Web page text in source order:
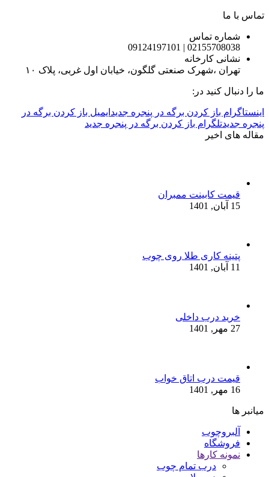
تماس با ما
شماره تماس
02155708038 | 09124197101
نشانی کارخانه
تهران ،شهرک صنعتی گلگون، خیابان اول غربی، پلاک ۱۰
ما را دنبال کنید در:
اینستاگرام باز کردن برگه در پنجره جدید ایمیل باز کردن برگه در
پنجره جدیدتلگرام باز کردن برگه در پنجره جدید
مقاله های اخیر
قیمت کابینت ممبران
15 آبان, 1401
پتینه کاری طلا روی چوب
11 آبان, 1401
خرید درب داخلی
27 مهر, 1401
قیمت درب اتاق خواب
16 مهر, 1401
میانبر ها
آلبروچوب
فروشگاه
نمونه کارها
درب تمام چوب